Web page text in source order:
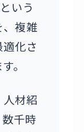
いう
、複雑
化さ
。
人材紹
千時